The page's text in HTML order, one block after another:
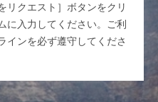
リクエスト］ボタンをクリ
に入力してください。ご利
インを必ず遵守してくださ